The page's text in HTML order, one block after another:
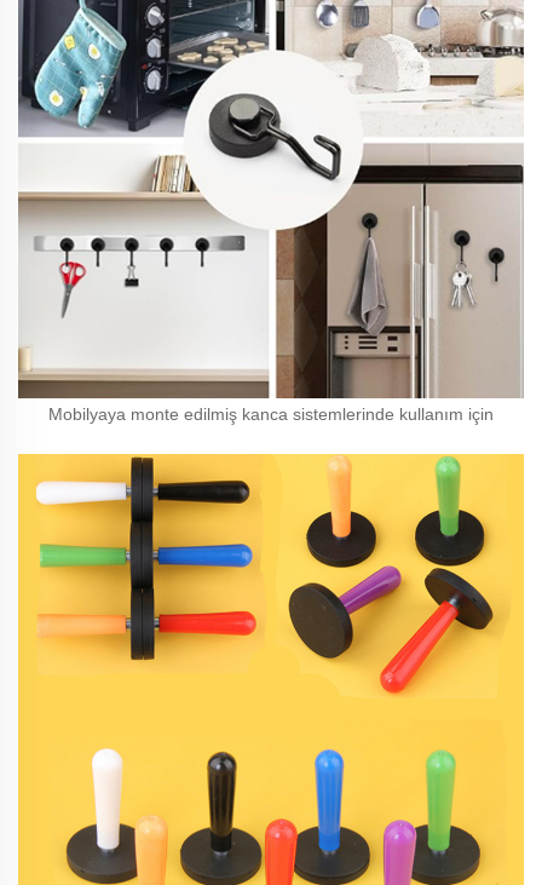
Mobilyaya monte edilmiş kanca sistemlerinde kullanım için